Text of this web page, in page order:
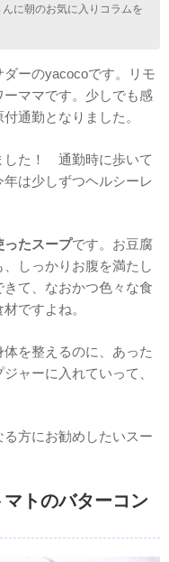
に朝のお気に入りコラムを
ーのyacocoです。リモ
ママです。少しでも感
通勤となりました。
した！ 通勤時に歩いて
は少しずつヘルシーレ
ったスープです。お豆腐
しっかりお腹を満たし
て、なおかつ色々な食
ですよね。
を整えるのに、あった
ャーに入れていって、
方にお勧めしたいスー
マトのバターコン